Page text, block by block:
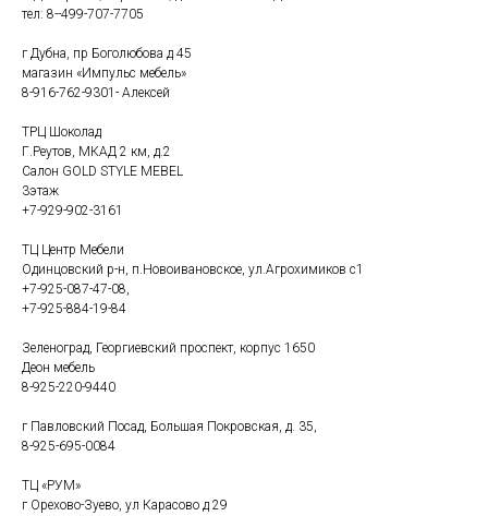
тел: 8--499-707-7705
г Дубна, пр Боголюбова д 45
магазин «Импульс мебель»
8-916-762-9301- Алексей
ТРЦ Шоколад
Г.Реутов, МКАД 2 км, д.2
Салон GOLD STYLE MEBEL
3этаж
+7-929-902-3161
ТЦ Центр Мебели
Одинцовский р-н, п.Новоивановское, ул.Агрохимиков с1
+7-925-087-47-08,
+7-925-884-19-84
Зеленоград, Георгиевский проспект, корпус 1650
Деон мебель
8-925-220-9440
г Павловский Посад, Большая Покровская, д. 35,
8-925-695-0084
ТЦ «РУМ»
г Орехово-Зуево, ул Карасово д 29